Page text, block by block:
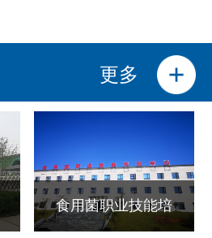
更多
食用菌职业技能培